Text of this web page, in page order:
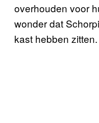
overhouden voor
wonder dat
kast hebben zitten.